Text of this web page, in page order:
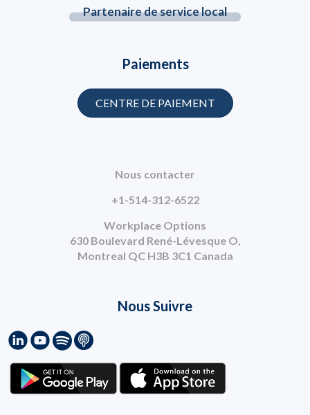
Partenaire de service local
Nous contacter
+1-514-312-6522
Workplace Options
630 Boulevard René-Lévesque O,
Montreal QC H3B 3C1 Canada
Paiements
CENTRE DE PAIEMENT
Nous Suivre